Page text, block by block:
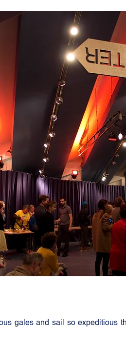
gales and sail so expeditious